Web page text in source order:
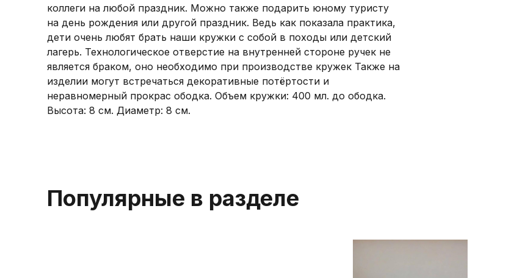
коллеги на любой праздник. Можно также подарить юному туристу
на день рождения или другой праздник. Ведь как показала практика,
дети очень любят брать наши кружки с собой в походы или детский
лагерь. Технологическое отверстие на внутренней стороне ручек не
является браком, оно необходимо при производстве кружек Также на
изделии могут встречаться декоративные потёртости и
неравномерный прокрас ободка. Объем кружки: 400 мл. до ободка.
Высота: 8 см. Диаметр: 8 см.
Популярные в разделе